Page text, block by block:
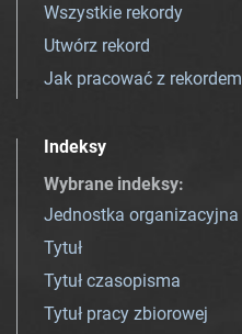
Wszystkie rekordy
Utwórz rekord
Jak pracować z rekordem
Indeksy
Wybrane indeksy:
Jednostka organizacyjna
Tytuł
Tytuł czasopisma
Tytuł pracy zbiorowej